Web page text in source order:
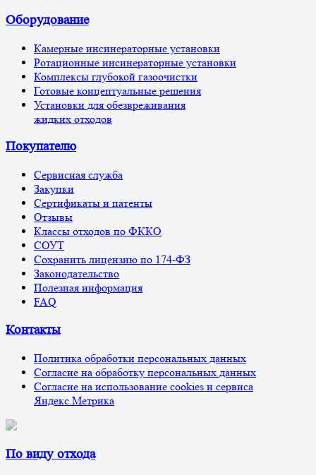
Оборудование
Камерные инсинераторные установки
Ротационные инсинераторные установки
Комплексы глубокой газоочистки
Готовые концептуальные решения
Установки для обезвреживания
жидких отходов
Покупателю
Сервисная служба
Закупки
Сертификаты и патенты
Отзывы
Классы отходов по ФККО
СОУТ
Сохранить лицензию по 174-ФЗ
Законодательство
Полезная информация
FAQ
Контакты
Политика обработки персональных данных
Согласие на обработку персональных данных
Согласие на использование cookies и сервиса
Яндекс.Метрика
По виду отхода